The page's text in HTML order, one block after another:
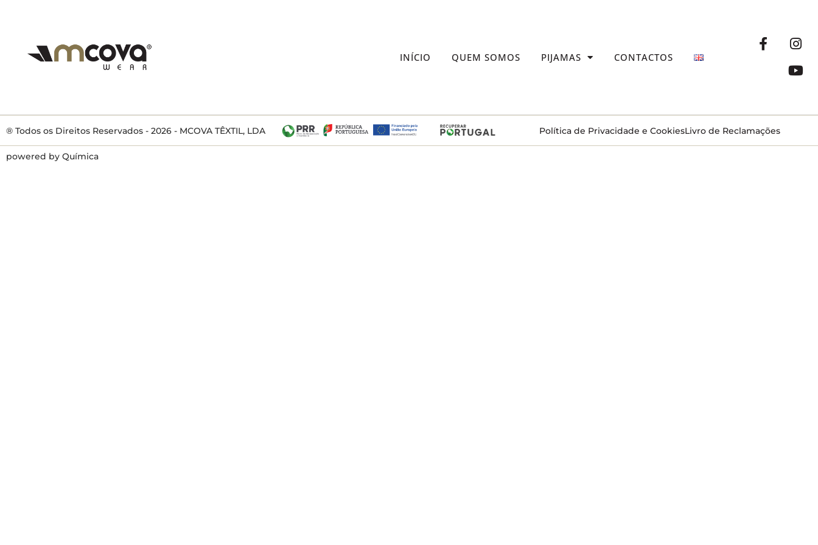
INÍCIO QUEM SOMOS PIJAMAS CONTACTOS
® Todos os Direitos Reservados - 2026 - MCOVA TÊXTIL, LDA Política de Privacidade e CookiesLivro de Reclamações
powered by Química